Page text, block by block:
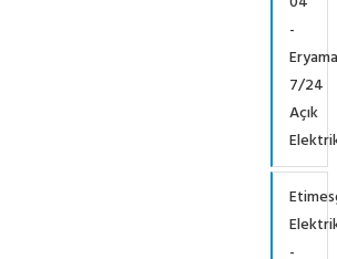
-
7/24
Açık
-